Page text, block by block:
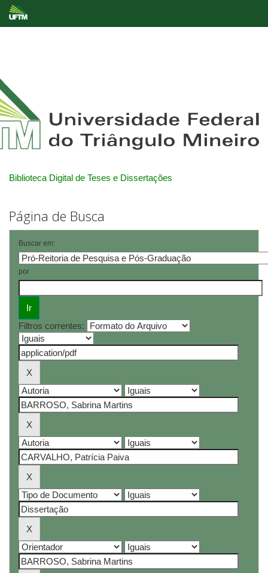
Biblioteca Digital de Teses e Dissertações
Página de Busca
Buscar em:
por
Filtros correntes: